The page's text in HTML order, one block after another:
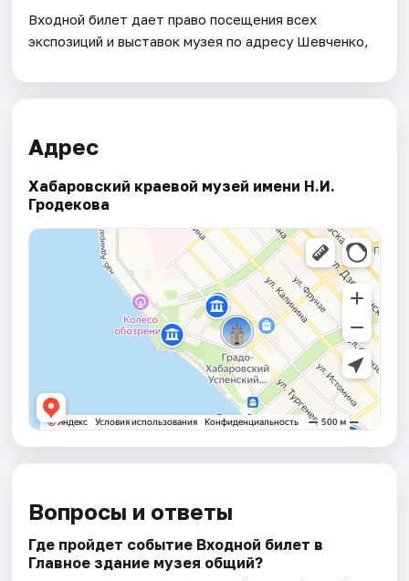
Входной билет дает право посещения всех
экспозиций и выставок музея по адресу Шевченко,
Адрес
Хабаровский краевой музей имени Н.И.
Гродекова
Вопросы и ответы
Где пройдет событие Входной билет в
Главное здание музея общий?